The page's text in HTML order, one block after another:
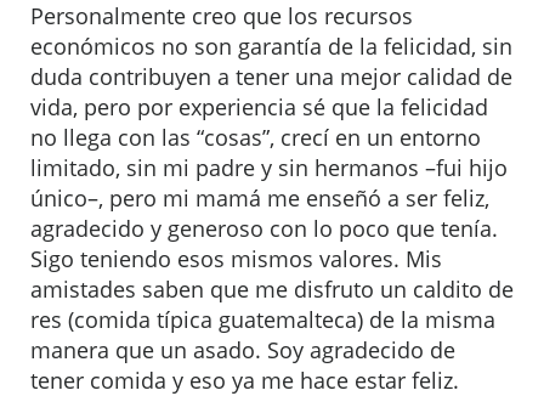
Personalmente creo que los recursos
económicos no son garantía de la felicidad, sin
duda contribuyen a tener una mejor calidad de
vida, pero por experiencia sé que la felicidad
no llega con las “cosas”, crecí en un entorno
limitado, sin mi padre y sin hermanos –fui hijo
único–, pero mi mamá me enseñó a ser feliz,
agradecido y generoso con lo poco que tenía.
Sigo teniendo esos mismos valores. Mis
amistades saben que me disfruto un caldito de
res (comida típica guatemalteca) de la misma
manera que un asado. Soy agradecido de
tener comida y eso ya me hace estar feliz.